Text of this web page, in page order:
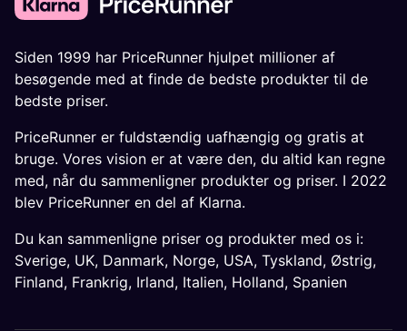
Siden 1999 har PriceRunner hjulpet millioner af
besøgende med at finde de bedste produkter til de
bedste priser.
PriceRunner er fuldstændig uafhængig og gratis at
bruge. Vores vision er at være den, du altid kan regne
med, når du sammenligner produkter og priser. I 2022
blev PriceRunner en del af Klarna.
Du kan sammenligne priser og produkter med os i:
Sverige, UK, Danmark, Norge, USA, Tyskland, Østrig,
Finland, Frankrig, Irland, Italien, Holland, Spanien